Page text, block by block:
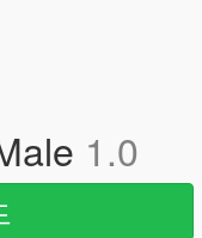
1.0